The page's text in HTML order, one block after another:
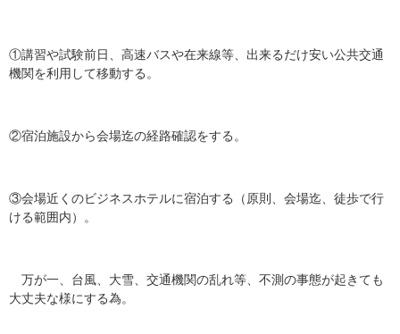
①講習や試験前日、高速バスや在来線等、出来るだけ安い公共交通
機関を利用して移動する。
②宿泊施設から会場迄の経路確認をする。
③会場近くのビジネスホテルに宿泊する（原則、会場迄、徒歩で行
ける範囲内）。
万が一、台風、大雪、交通機関の乱れ等、不測の事態が起きても
大丈夫な様にする為。